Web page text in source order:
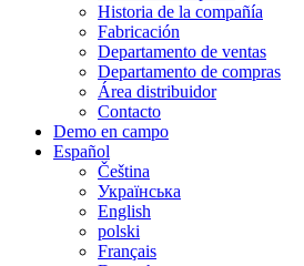
Historia de la compañía
Fabricación
Departamento de ventas
Departamento de compras
Área distribuidor
Contacto
Demo en campo
Español
Čeština
Українська
English
polski
Français